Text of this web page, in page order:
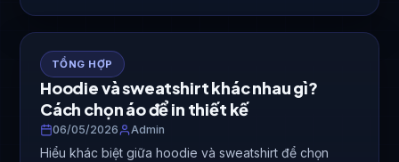
TỔNG HỢP
Hoodie và sweatshirt khác nhau gì?
Cách chọn áo để in thiết kế
06/05/2026 Admin
Hiểu khác biệt giữa hoodie và sweatshirt để chọn